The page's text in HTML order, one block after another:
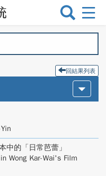
選
切
回結果列表
中的「日常芭蕾」
Wong Kar-Wai's Film